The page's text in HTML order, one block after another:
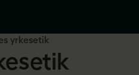
yrkesetik